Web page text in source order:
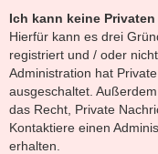
Ich kann keine
Hierfür kann es drei
registriert und / oder
Administration hat
ausgeschaltet.
das Recht, Private
Kontaktiere einen
erhalten.